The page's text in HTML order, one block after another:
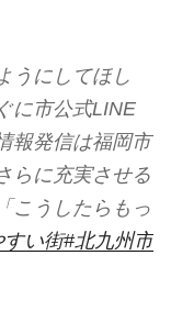
うにしてほし
に市公式LINE
報発信は福岡市
らに充実させる
こうしたらもっ
い街#北九州市